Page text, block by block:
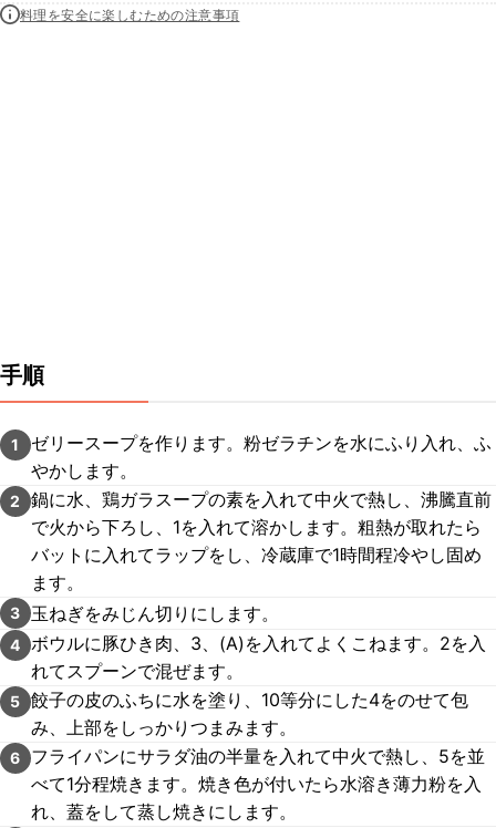
料理を安全に楽しむための注意事項
手順
1
ゼリースープを作ります。粉ゼラチンを水にふり入れ、ふ
やかします。
2
鍋に水、鶏ガラスープの素を入れて中火で熱し、沸騰直前
で火から下ろし、1を入れて溶かします。粗熱が取れたら
バットに入れてラップをし、冷蔵庫で1時間程冷やし固め
ます。
3 玉ねぎをみじん切りにします。
4 ボウルに豚ひき肉、3、(A)を入れてよくこねます。2を入
れてスプーンで混ぜます。
5 餃子の皮のふちに水を塗り、10等分にした4をのせて包
み、上部をしっかりつまみます。
6
フライパンにサラダ油の半量を入れて中火で熱し、5を並
べて1分程焼きます。焼き色が付いたら水溶き薄力粉を入
れ、蓋をして蒸し焼きにします。